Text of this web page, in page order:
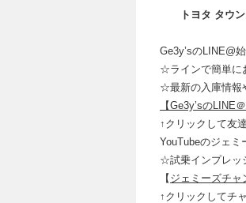
トヨタ タウ
Ge3y’sのLINE@
☆ラインで簡単に
☆最新の入庫情報
【Ge3y’sのLINE＠
↑クリックして友
YouTubeのジェミ
☆試乗インプレッ
【 ジェミーズチャ
↑クリックしてチ